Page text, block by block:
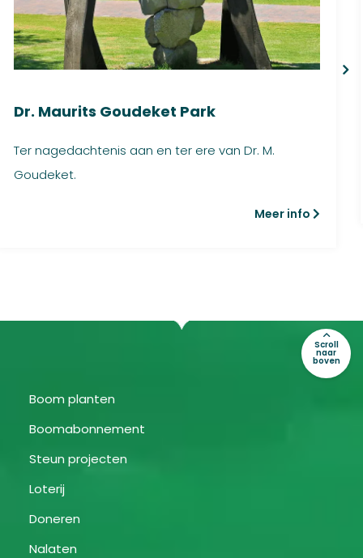
Dr. Maurits Goudeket Park
Ter nagedachtenis aan en ter ere van Dr. M.
Goudeket.
Meer info
Boom planten
Boomabonnement
Steun projecten
Loterij
Doneren
Nalaten
Scroll
naar
boven